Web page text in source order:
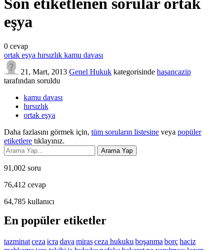
Son etiketlenen sorular ortak
eşya
0 cevap
ortak eşya hırsızlık kamu davası
21, Mart, 2013 Genel Hukuk kategorisinde hasancazip
tarafından soruldu
kamu davası
hırsızlık
ortak eşya
Daha fazlasını görmek için, tüm soruların listesine veya popüler
etiketlere tıklayınız.
91,002 soru
76,412 cevap
64,785 kullanıcı
En popüler etiketler
tazminatceza icra dava mirasceza hukuku boşanma borçhaciz